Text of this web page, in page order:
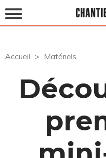
Accueil Matériels